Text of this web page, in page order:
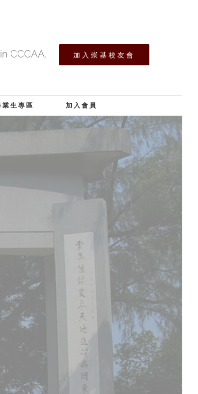
CCCAA. 加入崇基校友會
業生專區 加入會員